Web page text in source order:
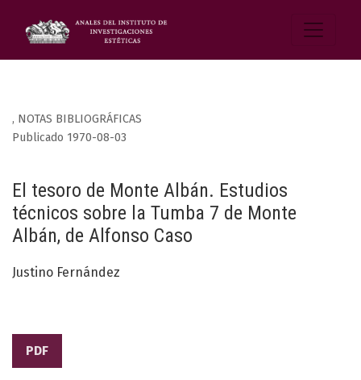
, NOTAS BIBLIOGRÁFICAS
El tesoro de Monte Albán. Estudios
técnicos sobre la Tumba 7 de Monte
Albán, de Alfonso Caso
Publicado 1970-08-03
Justino Fernández
PDF